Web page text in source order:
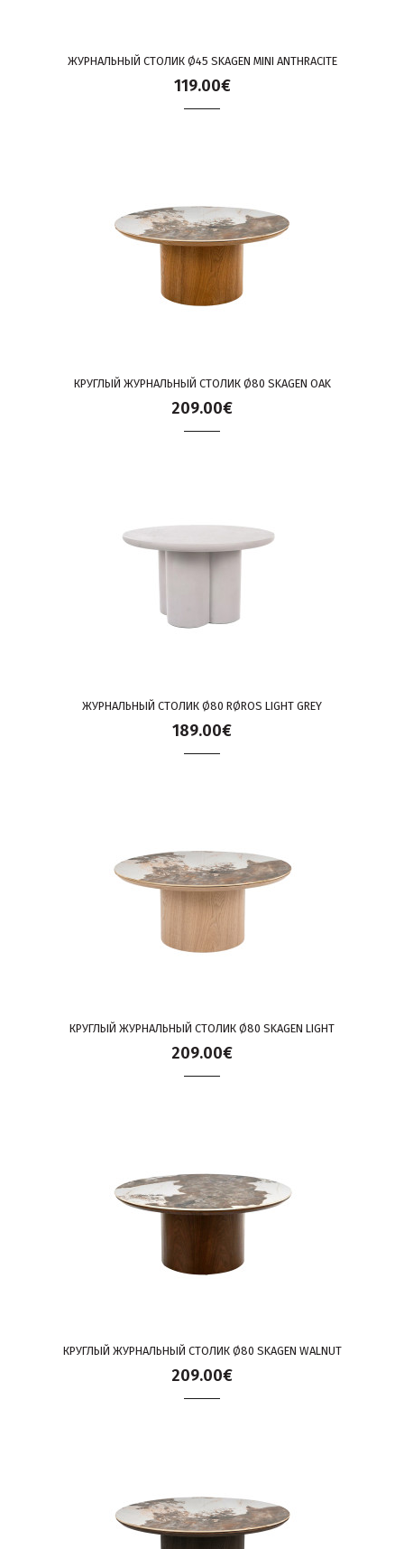
ЖУРНАЛЬНЫЙ СТОЛИК Ø45 SKAGEN MINI ANTHRACITE
119.00€
КРУГЛЫЙ ЖУРНАЛЬНЫЙ СТОЛИК Ø80 SKAGEN OAK
209.00€
ЖУРНАЛЬНЫЙ СТОЛИК Ø80 RØROS LIGHT GREY
189.00€
КРУГЛЫЙ ЖУРНАЛЬНЫЙ СТОЛИК Ø80 SKAGEN LIGHT
209.00€
КРУГЛЫЙ ЖУРНАЛЬНЫЙ СТОЛИК Ø80 SKAGEN WALNUT
209.00€